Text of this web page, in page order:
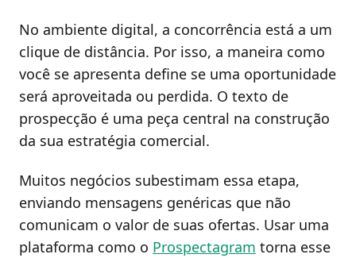
No ambiente digital, a concorrência está a um
clique de distância. Por isso, a maneira como
você se apresenta define se uma oportunidade
será aproveitada ou perdida. O texto de
prospecção é uma peça central na construção
da sua estratégia comercial.
Muitos negócios subestimam essa etapa,
enviando mensagens genéricas que não
comunicam o valor de suas ofertas. Usar uma
plataforma como o Prospectagram torna esse